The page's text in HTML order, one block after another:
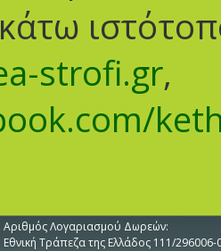
-strofi.gr,
.com/
Αριθμός Λογαριασμού Δωρεών:
Εθνική Τράπεζα της Ελλάδος 111/296006-